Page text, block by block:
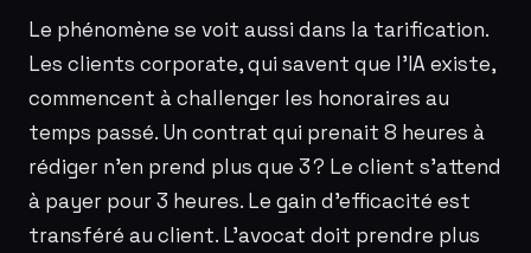
Le phénomène se voit aussi dans la tarification.
Les clients corporate, qui savent que l’IA existe,
commencent à challenger les honoraires au
temps passé. Un contrat qui prenait 8 heures à
rédiger n’en prend plus que 3 ? Le client s’attend
à payer pour 3 heures. Le gain d’efficacité est
transféré au client. L’avocat doit prendre plus